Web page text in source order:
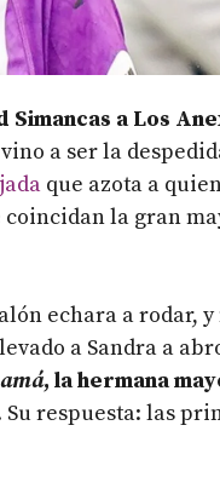
a Los
a ser la
que azota a
coincidan la gran
echara a rodar, y
a Sandra a
, la hermana
respuesta: las